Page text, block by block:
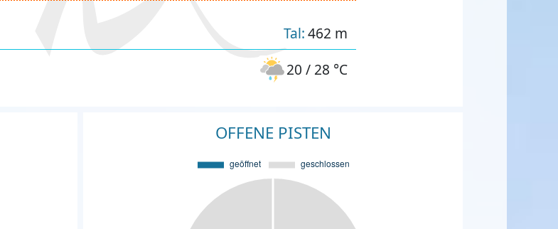
Tal:462 m
20 / 28 °C
OFFENE PISTEN